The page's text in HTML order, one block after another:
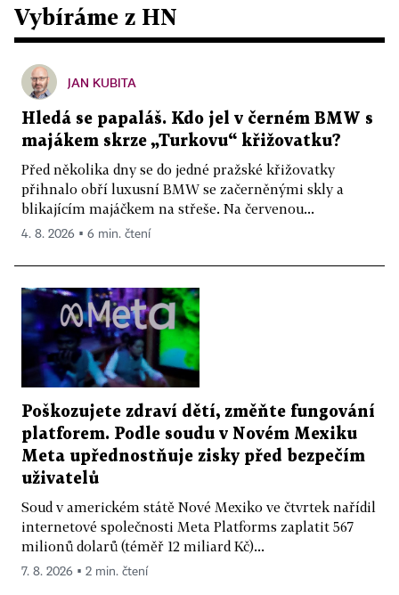
Vybíráme z HN
JAN KUBITA
Hledá se papaláš. Kdo jel v černém BMW s
majákem skrze „Turkovu“ křižovatku?
Před několika dny se do jedné pražské křižovatky
přihnalo obří luxusní BMW se začerněnými skly a
blikajícím majáčkem na střeše. Na červenou...
4. 8. 2026 ▪ 6 min. čtení
Poškozujete zdraví dětí, změňte fungování
platforem. Podle soudu v Novém Mexiku
Meta upřednostňuje zisky před bezpečím
uživatelů
Soud v americkém státě Nové Mexiko ve čtvrtek nařídil
internetové společnosti Meta Platforms zaplatit 567
milionů dolarů (téměř 12 miliard Kč)...
7. 8. 2026 ▪ 2 min. čtení